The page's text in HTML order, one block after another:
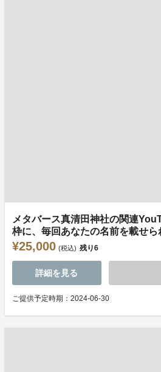
メタバース真清田神社の関連
枠に、毎回あなたの名前を載せら
¥25,000 (税込) 残り6
詳細を見る
ご提供予定時期：2024-06-30